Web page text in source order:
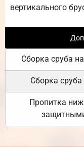
вертикального
Сборка сруба
Сборка
Пропитка